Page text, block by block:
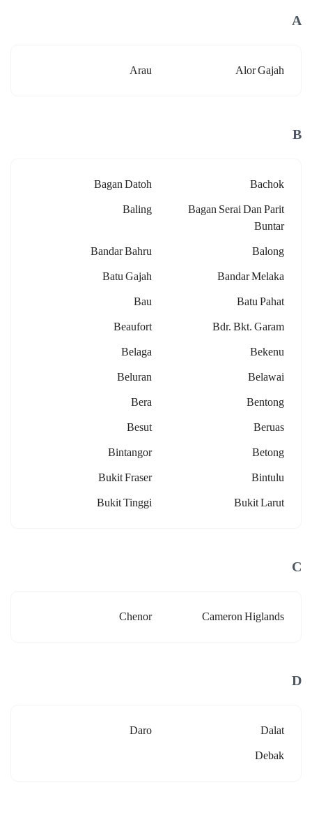
A
Alor Gajah
Arau
B
Bachok
Bagan Datoh
Bagan Serai Dan Parit
Buntar
Baling
Balong
Bandar Bahru
Bandar Melaka
Batu Gajah
Batu Pahat
Bau
Bdr. Bkt. Garam
Beaufort
Bekenu
Belaga
Belawai
Beluran
Bentong
Bera
Beruas
Besut
Betong
Bintangor
Bintulu
Bukit Fraser
Bukit Larut
Bukit Tinggi
C
Cameron Higlands
Chenor
D
Dalat
Daro
Debak